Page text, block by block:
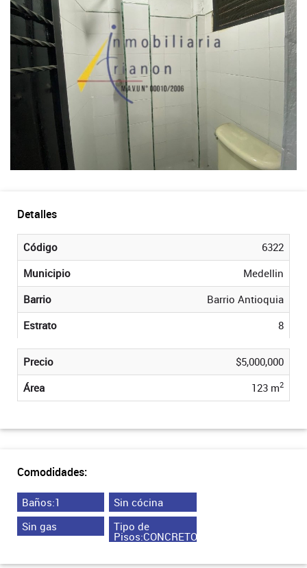
Detalles
Código
6322
Municipio
Medellin
Barrio
Barrio Antioquia
Estrato
8
Precio
$5,000,000
Área
123 m2
Comodidades:
Baños:1
Sin cócina
Sin gas
Tipo de
Pisos:CONCRETO